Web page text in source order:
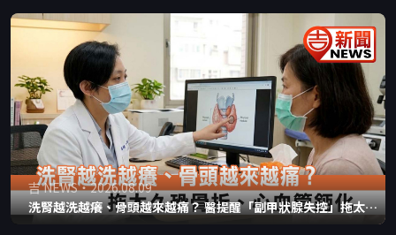
吉 NEWS・2026.08.09
洗腎越洗越癢、骨頭越來越痛？ 醫提醒「副甲狀腺失控」拖太久
恐骨折、心血管鈣化